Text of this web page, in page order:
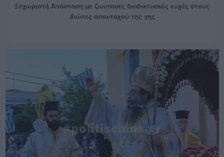
Ξεχωριστή Ανάσταση με ζωντανές διαδικτυακές ευχές στους
Χιώτες απανταχού της γης